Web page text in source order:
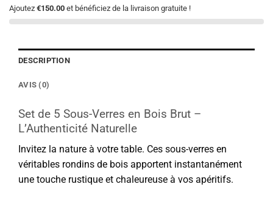
Ajoutez €150.00 et bénéficiez de la livraison gratuite !
DESCRIPTION
AVIS (0)
Set de 5 Sous-Verres en Bois Brut –
L’Authenticité Naturelle
Invitez la nature à votre table. Ces sous-verres en
véritables rondins de bois apportent instantanément
une touche rustique et chaleureuse à vos apéritifs.